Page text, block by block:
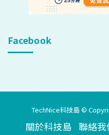
Facebook
TechNice科技島 ©
關於科技島 聯絡我